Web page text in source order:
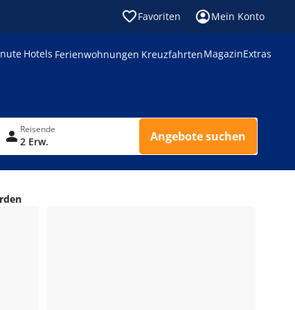
Favoriten Mein Konto
Hotels Ferienwohnungen KreuzfahrtenMagazinExtras
Reisende
2 Erw. Angebote suchen